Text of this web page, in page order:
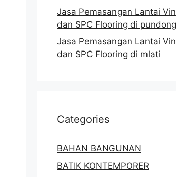
Jasa Pemasangan Lantai
dan SPC Flooring di pundong
Jasa Pemasangan Lantai
dan SPC Flooring di mlati
Categories
BAHAN BANGUNAN
BATIK KONTEMPORER